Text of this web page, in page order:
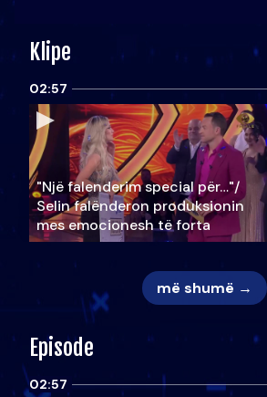
Klipe
02:57
"Një falenderim special për…"/
Selin falënderon produksionin
mes emocionesh të forta
më shumë →
Episode
02:57